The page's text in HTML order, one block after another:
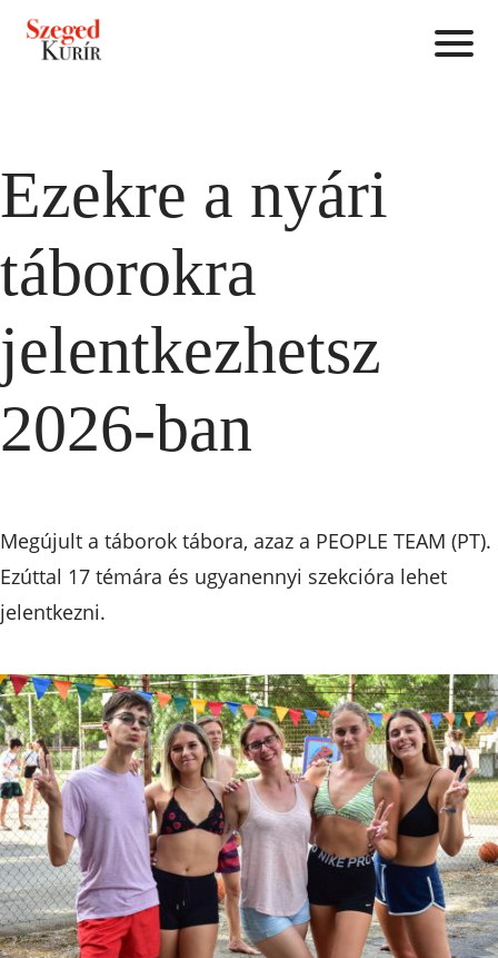
Ezekre a nyári
táborokra
jelentkezhetsz
2026-ban
Megújult a táborok tábora, azaz a PEOPLE TEAM (PT).
Ezúttal 17 témára és ugyanennyi szekcióra lehet
jelentkezni.